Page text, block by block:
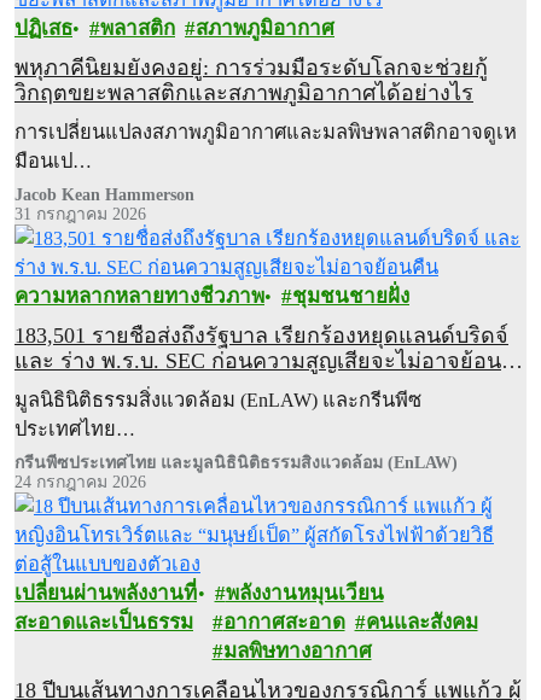
ปฏิเสธ พลาสติก สภาพภูมิอากาศ
พหุภาคีนิยมยังคงอยู่: การร่วมมือระดับโลกจะช่วยกู้
วิกฤตขยะพลาสติกและสภาพภูมิอากาศได้อย่างไร
การเปลี่ยนแปลงสภาพภูมิอากาศและมลพิษพลาสติกอาจดูเห
มือนเป…
Jacob Kean Hammerson
31 กรกฎาคม 2026
ความหลากหลายทางชีวภาพ ชุมชนชายฝั่ง
183,501 รายชื่อส่งถึงรัฐบาล เรียกร้องหยุดแลนด์บริดจ์
และ ร่าง พ.ร.บ. SEC ก่อนความสูญเสียจะไม่อาจย้อน
คืน
มูลนิธินิติธรรมสิ่งแวดล้อม (EnLAW) และกรีนพีซ
ประเทศไทย…
กรีนพีซประเทศไทย และมูลนิธินิติธรรมสิ่งแวดล้อม (EnLAW)
24 กรกฎาคม 2026
เปลี่ยนผ่านพลังงานที่
สะอาดและเป็นธรรม
พลังงานหมุนเวียน
อากาศสะอาด
คนและสังคม
มลพิษทางอากาศ
18 ปีบนเส้นทางการเคลื่อนไหวของกรรณิการ์ แพแก้ว ผู้